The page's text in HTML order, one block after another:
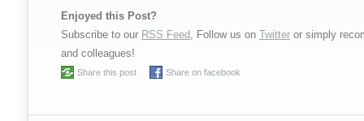
Enjoyed this Post?
Subscribe to our RSS Feed, Follow us on Twitter or simply
and colleagues!
Share this post Share on facebook